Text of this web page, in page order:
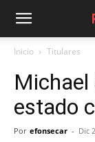
Inicio Titulares
Michael
estado
Por efonsecar - Dic